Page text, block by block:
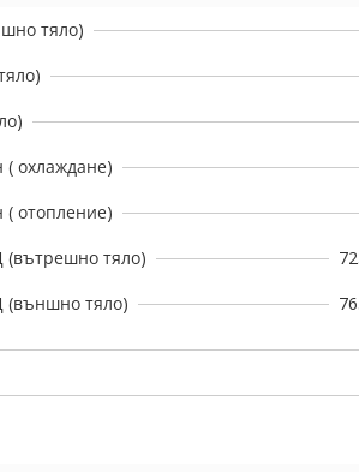
тяло)
( охлаждане)
( отопление)
тяло)
(външно тяло)